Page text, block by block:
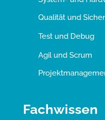
Qualität und
Test und Debug
Agil und Scrum
Fachwissen